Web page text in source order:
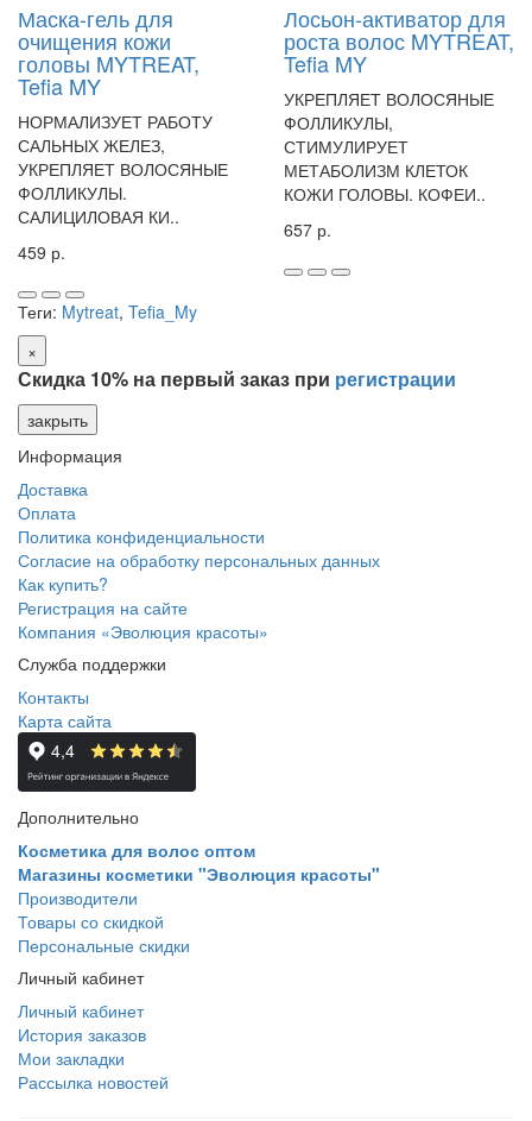
Маска-гель для
очищения кожи
головы MYTREAT,
Tefia MY
НОРМАЛИЗУЕТ РАБОТУ
САЛЬНЫХ ЖЕЛЕЗ,
УКРЕПЛЯЕТ ВОЛОСЯНЫЕ
ФОЛЛИКУЛЫ.
САЛИЦИЛОВАЯ КИ..
459 р.
Лосьон-активатор для
роста волос MYTREAT,
Tefia MY
УКРЕПЛЯЕТ ВОЛОСЯНЫЕ
ФОЛЛИКУЛЫ,
СТИМУЛИРУЕТ
МЕТАБОЛИЗМ КЛЕТОК
КОЖИ ГОЛОВЫ. КОФЕИ..
657 р.
Теги: Mytreat, Tefia_My
×
Скидка 10% на первый заказ при регистрации
закрыть
Информация
Доставка
Оплата
Политика конфиденциальности
Согласие на обработку персональных данных
Как купить?
Регистрация на сайте
Компания «Эволюция красоты»
Служба поддержки
Контакты
Карта сайта
Дополнительно
Косметика для волос оптом
Магазины косметики "Эволюция красоты"
Производители
Товары со скидкой
Персональные скидки
Личный кабинет
Личный кабинет
История заказов
Мои закладки
Рассылка новостей